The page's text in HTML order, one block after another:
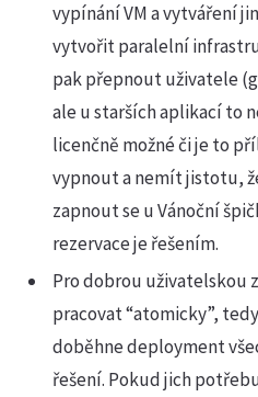
vypínání VM a vytváření
vytvořit paralelní
pak přepnout uživatele
ale u starších aplikací to
licenčně možné či je to
vypnout a nemít jistotu,
zapnout se u Vánoční
rezervace je řešením.
Pro dobrou
pracovat “atomicky”,
doběhne deployment
řešení. Pokud jich